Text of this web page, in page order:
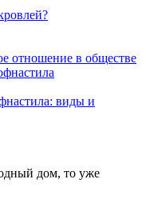
отношение в обществе
виды и
дом, то уже